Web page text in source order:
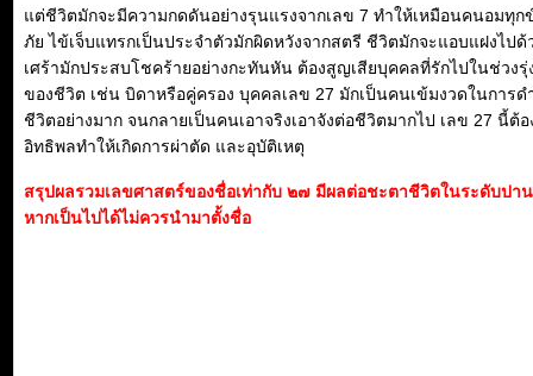
แต่ชีวิตมักจะมีความกดดันอย่างรุนแรงจากเลข 7 ทำให้เหมือนคนอมทุก
ภัย ไข้เจ็บแทรกเป็นประจำตัวมักผิดหวังจากสตรี ชีวิตมักจะแอบแฝงไปด้
เศร้ามักประสบโชคร้ายอย่างกะทันหัน ต้องสูญเสียบุคคลที่รักไปในช่วงรุ่
ของชีวิต เช่น บิดาหรือคู่ครอง บุคคลเลข 27 มักเป็นคนเข้มงวดในการด
ชีวิตอย่างมาก จนกลายเป็นคนเอาจริงเอาจังต่อชีวิตมากไป เลข 27 นี้ต้อ
อิทธิพลทำให้เกิดการผ่าตัด และอุบัติเหตุ
สรุปผลรวมเลขศาสตร์ของชื่อเท่ากับ ๒๗ มีผลต่อชะตาชีวิตในระดับปา
หากเป็นไปได้ไม่ควรนำมาตั้งชื่อ